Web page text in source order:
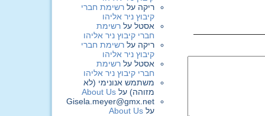
ריקה על רשימת חברי
קיבוץ ניר אליהו
אסטל על רשימת
חברי קיבוץ ניר אליהו
ריקה על רשימת חברי
קיבוץ ניר אליהו
אסטל על רשימת
חברי קיבוץ ניר אליהו
משתמש אנונימי (לא
מזוהה) על About Us
Gisela.meyer@gmx.net
על About Us